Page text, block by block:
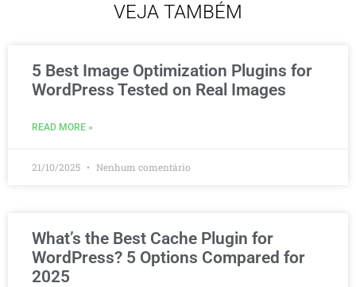
VEJA TAMBÉM
5 Best Image Optimization Plugins for
WordPress Tested on Real Images
READ MORE »
21/10/2025 Nenhum comentário
What’s the Best Cache Plugin for
WordPress? 5 Options Compared for
2025